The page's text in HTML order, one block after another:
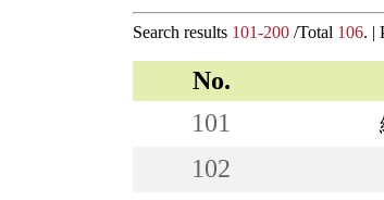
Search results 101-200 /Total 106. |
No.
101
102